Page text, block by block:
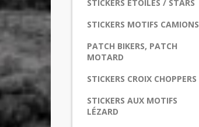
STICKERS ETOILES / STARS
STICKERS MOTIFS CAMIONS
PATCH BIKERS, PATCH
MOTARD
STICKERS CROIX CHOPPERS
STICKERS AUX MOTIFS
LÉZARD